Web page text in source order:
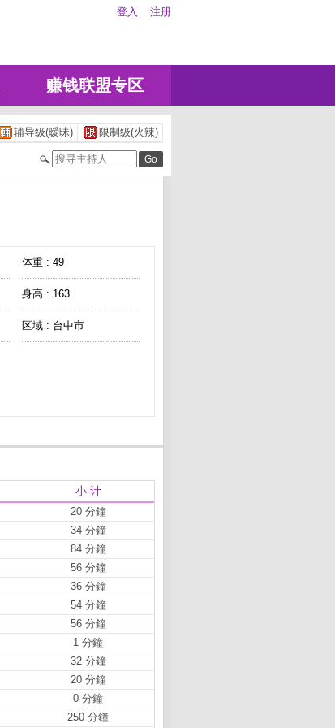
登入 注册
赚钱联盟专区
辅导级(暧昧) 限制级(火辣)
体重 : 49
身高 : 163
区域 : 台中市
小 计
20 分鐘
34 分鐘
84 分鐘
56 分鐘
36 分鐘
54 分鐘
56 分鐘
1 分鐘
32 分鐘
20 分鐘
0 分鐘
250 分鐘